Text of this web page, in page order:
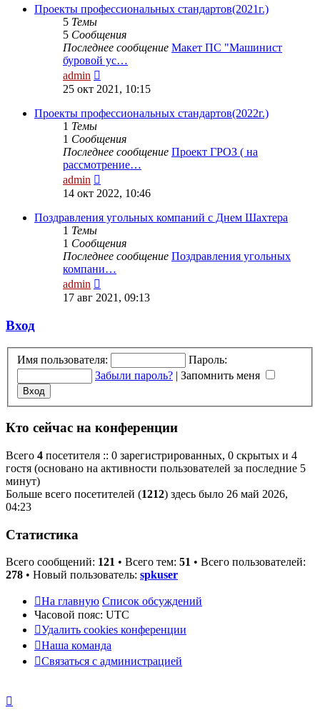
сообщению
Проекты профессиональных стандартов(2021г.)
5 Темы
5 Сообщения
Последнее сообщение Макет ПС "Машинист
буровой ус…
admin
к
сообщению
25 окт 2021, 10:15
Проекты профессиональных стандартов(2022г.)
1 Темы
1 Сообщения
Последнее сообщение Проект ГРОЗ ( на
рассмотрение…
admin
к
сообщению
14 окт 2022, 10:46
Поздравления угольных компаний с Днем Шахтера
1 Темы
1 Сообщения
Последнее сообщение Поздравления угольных
компани…
admin
к
17 авг 2021, 09:13
Вход
Имя пользователя:
Пароль:
Забыли пароль? | Запомнить меня
Кто сейчас на конференции
Всего 4 посетителя :: 0 зарегистрированных, 0 скрытых и 4
гостя (основано на активности пользователей за последние 5
минут)
Больше всего посетителей (1212) здесь было 26 май 2026,
04:23
Статистика
Всего сообщений: 121 • Всего тем: 51 • Всего пользователей:
278 • Новый пользователь: spkuser
На главную Список обсуждений
Часовой пояс: UTC
Удалить cookies конференции
Наша команда
Связаться с администрацией